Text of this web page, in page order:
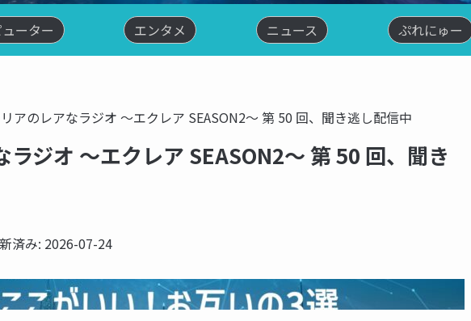
ーター エンタメ ニュース ぷれにゅー
アのレアなラジオ ～エクレア SEASON2～ 第 50 回、聞き逃し配信中
ラジオ ～エクレア SEASON2～ 第 50 回、聞き
済み: 2026-07-24
NOW PRINTING...